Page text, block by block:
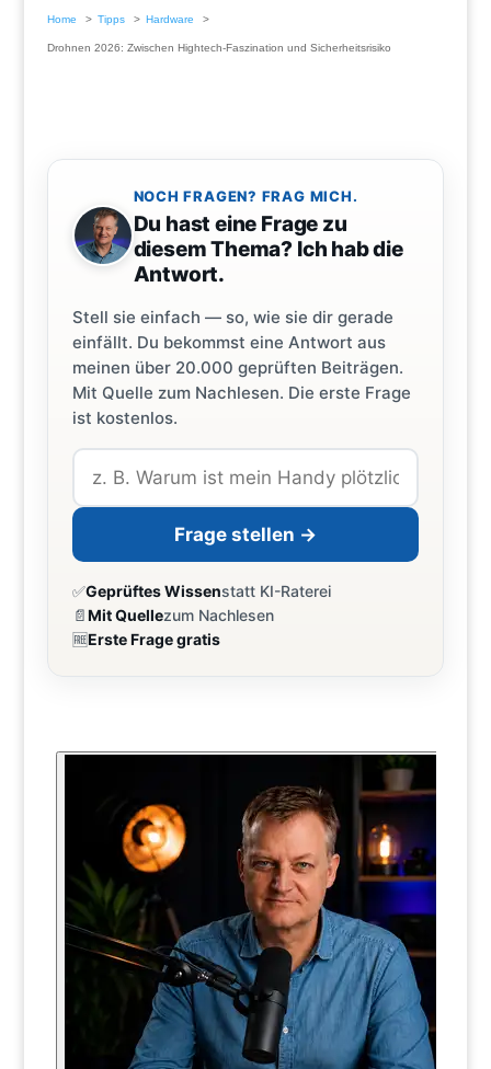
Home Tipps Hardware
Drohnen 2026: Zwischen Hightech-Faszination und Sicherheitsrisiko
NOCH FRAGEN? FRAG MICH.
Du hast eine Frage zu
diesem Thema? Ich hab die
Antwort.
Stell sie einfach — so, wie sie dir gerade
einfällt. Du bekommst eine Antwort aus
meinen über 20.000 geprüften Beiträgen.
Mit Quelle zum Nachlesen. Die erste Frage
ist kostenlos.
Frage stellen →
✅Geprüftes Wissenstatt KI-Raterei
📄Mit Quellezum Nachlesen
🆓Erste Frage gratis